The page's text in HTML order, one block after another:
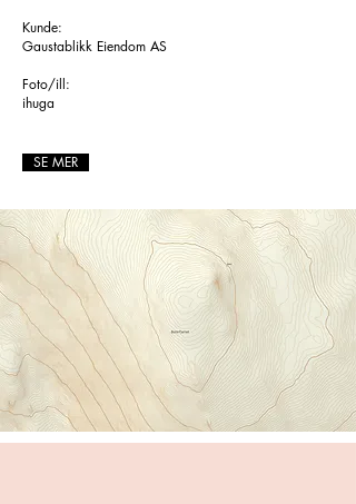
Kunde:
Gaustablikk Eiendom AS
Foto/ill:
ihuga
SE MER